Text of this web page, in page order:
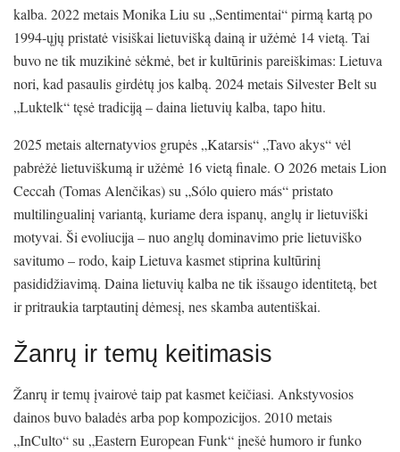
kalba. 2022 metais Monika Liu su „Sentimentai“ pirmą kartą po
1994-ųjų pristatė visiškai lietuvišką dainą ir užėmė 14 vietą. Tai
buvo ne tik muzikinė sėkmė, bet ir kultūrinis pareiškimas: Lietuva
nori, kad pasaulis girdėtų jos kalbą. 2024 metais Silvester Belt su
„Luktelk“ tęsė tradiciją – daina lietuvių kalba, tapo hitu.
2025 metais alternatyvios grupės „Katarsis“ „Tavo akys“ vėl
pabrėžė lietuviškumą ir užėmė 16 vietą finale. O 2026 metais Lion
Ceccah (Tomas Alenčikas) su „Sólo quiero más“ pristato
multilingualinį variantą, kuriame dera ispanų, anglų ir lietuviški
motyvai. Ši evoliucija – nuo anglų dominavimo prie lietuviško
savitumo – rodo, kaip Lietuva kasmet stiprina kultūrinį
pasididžiavimą. Daina lietuvių kalba ne tik išsaugo identitetą, bet
ir pritraukia tarptautinį dėmesį, nes skamba autentiškai.
Žanrų ir temų keitimasis
Žanrų ir temų įvairovė taip pat kasmet keičiasi. Ankstyvosios
dainos buvo baladės arba pop kompozicijos. 2010 metais
„InCulto“ su „Eastern European Funk“ įnešė humoro ir funko